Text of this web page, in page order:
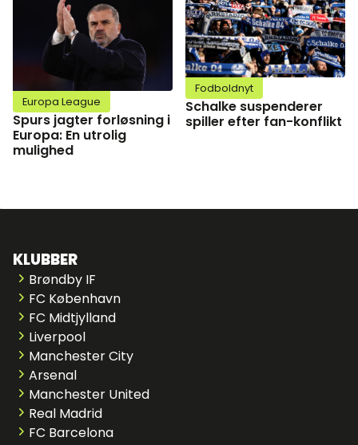
Europa League
Spurs jagter forløsning i
Europa: En utrolig
mulighed
Fodboldnyt
Schalke suspenderer
spiller efter fan-konflikt
KLUBBER
Brøndby IF
FC København
FC Midtjylland
Liverpool
Manchester City
Arsenal
Manchester United
Real Madrid
FC Barcelona